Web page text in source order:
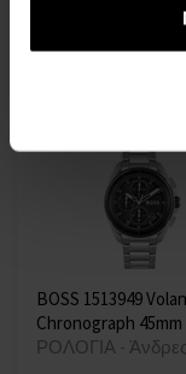
των υπηρεσιών
BOSS 1513949
Chronograph 45mm
ΡΟΛΟΓΙΑ - Άνδρες